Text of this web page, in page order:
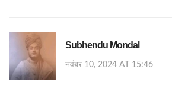
Subhendu Mondal
नवंबर 10, 2024 AT 15:46